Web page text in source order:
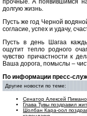
прочные. А появившимся
долгую жизнь.
Пусть же год Черной
согласие, успех и удачу,
Пусть в день Шагаа
ощутит тепло родного
чувство причастности к
Ваша дорога, помыслы –
По информации пресс-
Другие новости по теме:
Сенатор Алексей
Глава Тувы поздравил
Шолбан Кара-оол